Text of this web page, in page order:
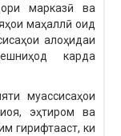
марказӣ ва
маҳаллӣ оид
алоҳидаи
карда
муассисаҳои
эҳтиром ва
гирифтааст, ки